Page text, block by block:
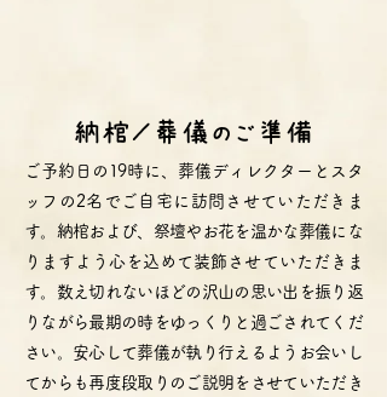
納棺／葬儀のご準備
ご予約日の19時に、葬儀ディレクターとスタ
ッフの2名でご自宅に訪問させていただきま
す。納棺および、祭壇やお花を温かな葬儀にな
りますよう心を込めて装飾させていただきま
す。数え切れないほどの沢山の思い出を振り返
りながら最期の時をゆっくりと過ごされてくだ
さい。安心して葬儀が執り行えるようお会いし
てからも再度段取りのご説明をさせていただき